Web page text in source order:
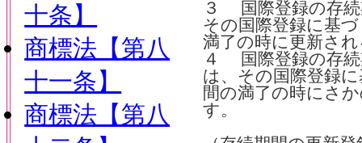
３ 国際登録の存続
その国際登録に基
満了の時に更新さ
４ 国際登録の存続
は、その国際登録
間の満了の時にさ
す。
十条】
商標法【第八
十一条】
商標法【第八